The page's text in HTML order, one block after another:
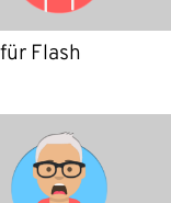
Flash